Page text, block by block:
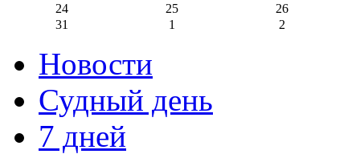
24
25
26
31
1 2
Новости
Судный день
7 дней